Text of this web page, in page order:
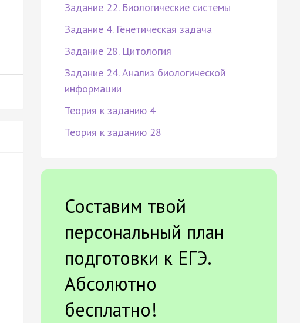
Задание 22. Биологические системы
Задание 4. Генетическая задача
Задание 28. Цитология
Задание 24. Анализ биологической
информации
Теория к заданию 4
Теория к заданию 28
Составим твой
персональный план
подготовки к ЕГЭ.
Абсолютно
бесплатно!